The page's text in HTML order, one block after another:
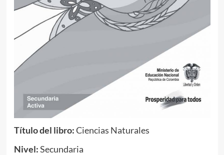
Título del libro:Ciencias Naturales
Nivel:Secundaria